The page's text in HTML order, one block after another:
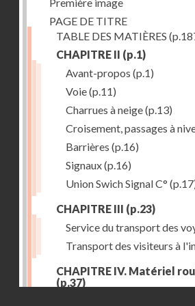
PAGE DE TITRE
TABLE DES MATIÈRES
CHAPITRE II (p.1)
Avant-propos (p.1)
Voie(p.11)
Charrues à neige(p.13)
Croisement, passages à
Barrières (p.16)
Signaux(p.16)
Union Swich Signal C°
CHAPITRE III (p.23)
Service du transport des
Transport des visiteurs à
CHAPITRE IV. Matériel
(p.37)